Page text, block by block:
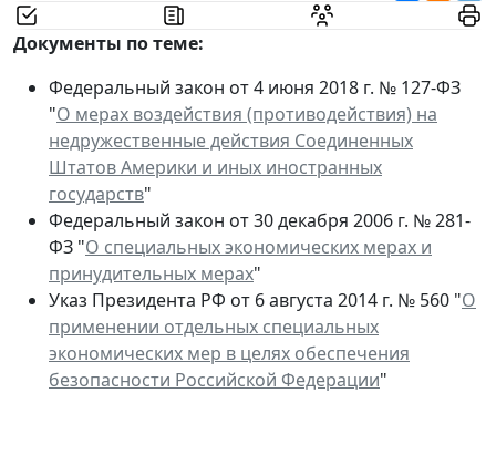
Документы по теме:
Федеральный закон от 4 июня 2018 г. № 127-ФЗ
"О мерах воздействия (противодействия) на
недружественные действия Соединенных
Штатов Америки и иных иностранных
государств"
Федеральный закон от 30 декабря 2006 г. № 281-
ФЗ "О специальных экономических мерах и
принудительных мерах"
Указ Президента РФ от 6 августа 2014 г. № 560 "О
применении отдельных специальных
экономических мер в целях обеспечения
безопасности Российской Федерации"
Мы обрабатываем локальные данные
браузера и используем инструменты
аналитики в целях улучшения и обеспечения